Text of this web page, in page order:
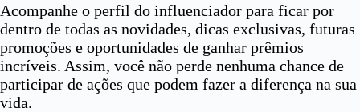
Acompanhe o perfil do influenciador para ficar por
dentro de todas as novidades, dicas exclusivas, futuras
promoções e oportunidades de ganhar prêmios
incríveis. Assim, você não perde nenhuma chance de
participar de ações que podem fazer a diferença na sua
vida.